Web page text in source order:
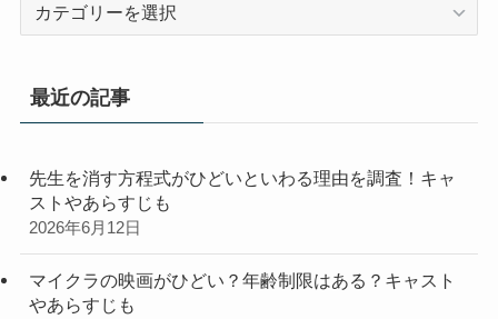
リ
最近の記事
先生を消す方程式がひどいといわる理由を調査！キャ
ストやあらすじも
2026年6月12日
マイクラの映画がひどい？年齢制限はある？キャスト
やあらすじも